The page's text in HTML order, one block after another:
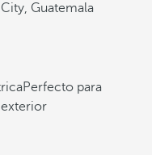
Guatemala
Perfecto para